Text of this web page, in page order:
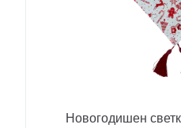
Новогодишен